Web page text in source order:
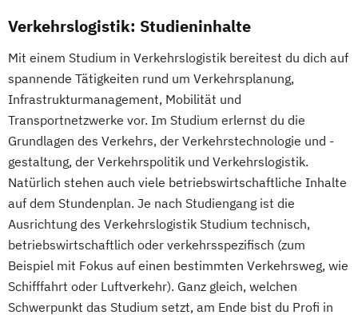
Verkehrslogistik: Studieninhalte
Mit einem Studium in Verkehrslogistik bereitest du dich auf
spannende Tätigkeiten rund um Verkehrsplanung,
Infrastrukturmanagement, Mobilität und
Transportnetzwerke vor. Im Studium erlernst du die
Grundlagen des Verkehrs, der Verkehrstechnologie und -
gestaltung, der Verkehrspolitik und Verkehrslogistik.
Natürlich stehen auch viele betriebswirtschaftliche Inhalte
auf dem Stundenplan. Je nach Studiengang ist die
Ausrichtung des Verkehrslogistik Studium technisch,
betriebswirtschaftlich oder verkehrsspezifisch (zum
Beispiel mit Fokus auf einen bestimmten Verkehrsweg, wie
Schifffahrt oder Luftverkehr). Ganz gleich, welchen
Schwerpunkt das Studium setzt, am Ende bist du Profi in